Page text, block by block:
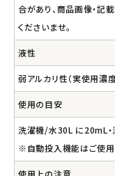
合があり、商品画像・記
くださいませ。
液性
弱アルカリ性（実使用濃
使用の目安
洗濯機/水30L に20mL
※自動投入機能はご使用
使用上の注意